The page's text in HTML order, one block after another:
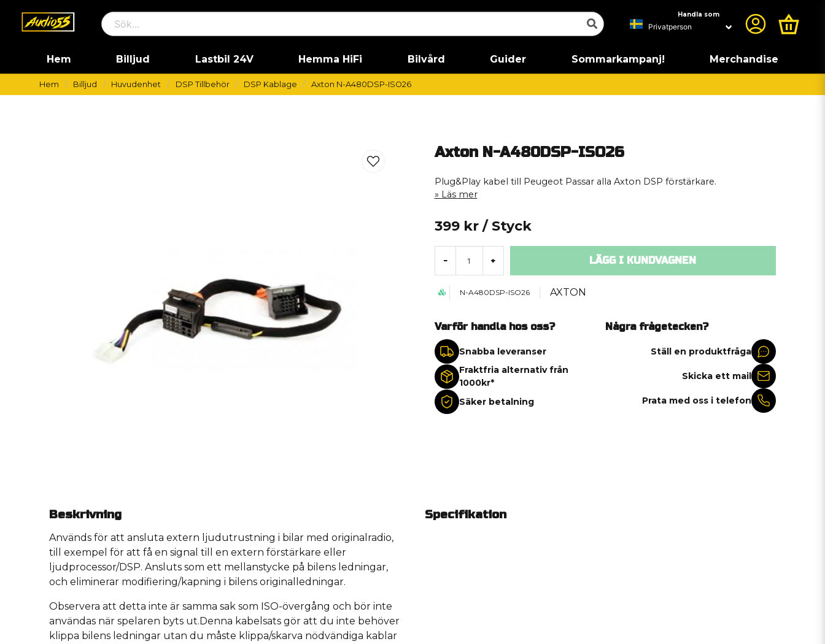
Handla som
Hem Billjud Lastbil 24V Hemma HiFi Bilvård Guider Sommarkampanj! Merchandise
Hem Billjud Huvudenhet DSP Tillbehör DSP Kablage Axton N-A480DSP-ISO26
Axton N-A480DSP-ISO26
Plug&Play kabel till Peugeot Passar alla Axton DSP förstärkare.
Läs mer
399 kr / Styck
- + LÄGG I KUNDVAGNEN
N-A480DSP-ISO26 AXTON
Varför handla hos oss?
Snabba leveranser
Fraktfria alternativ från
1000kr*
Säker betalning
Några frågetecken?
Ställ en produktfråga
Skicka ett mail
Prata med oss i telefon
Beskrivning
Används för att ansluta extern ljudutrustning i bilar med originalradio,
till exempel för att få en signal till en extern förstärkare eller
ljudprocessor/DSP. Ansluts som ett mellanstycke på bilens ledningar,
och eliminerar modifiering/kapning i bilens originalledningar.
Observera att detta inte är samma sak som ISO-övergång och bör inte
användas när spelaren byts ut. Denna kabelsats gör att du inte behöver
klippa bilens ledningar utan du måste klippa/skarva nödvändiga kablar
Specifikation